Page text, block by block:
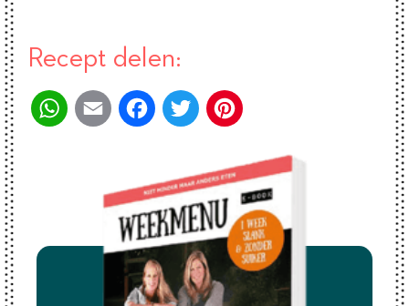
Recept delen:
WhatsApp
Email FacebookTwitter